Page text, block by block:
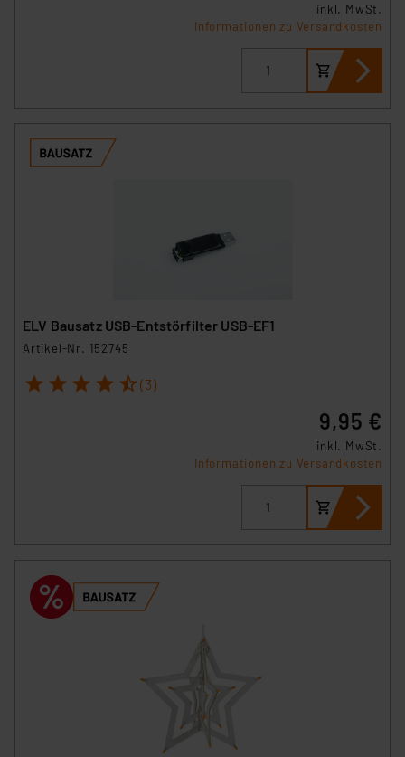
inkl. MwSt.
Informationen zu Versandkosten
ELV Bausatz USB-Entstörfilter USB-EF1
Artikel-Nr. 152745
1 2 3 4 5 (3)
9,95 €
inkl. MwSt.
Informationen zu Versandkosten